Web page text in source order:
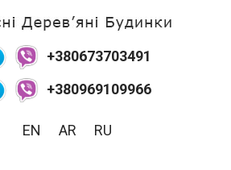
+380673703491
+380969109966
EN AR RU